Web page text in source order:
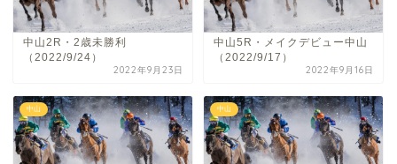
中山2R・2歳未勝利
（2022/9/24）
2022年9月23日
中山5R・メイクデビュー中山
（2022/9/17）
2022年9月16日
中山 中山